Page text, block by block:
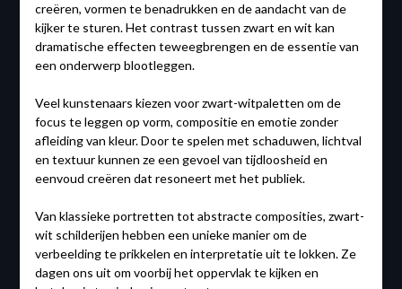
creëren, vormen te benadrukken en de aandacht van de
kijker te sturen. Het contrast tussen zwart en wit kan
dramatische effecten teweegbrengen en de essentie van
een onderwerp blootleggen.
Veel kunstenaars kiezen voor zwart-witpaletten om de
focus te leggen op vorm, compositie en emotie zonder
afleiding van kleur. Door te spelen met schaduwen, lichtval
en textuur kunnen ze een gevoel van tijdloosheid en
eenvoud creëren dat resoneert met het publiek.
Van klassieke portretten tot abstracte composities, zwart-
wit schilderijen hebben een unieke manier om de
verbeelding te prikkelen en interpretatie uit te lokken. Ze
dagen ons uit om voorbij het oppervlak te kijken en